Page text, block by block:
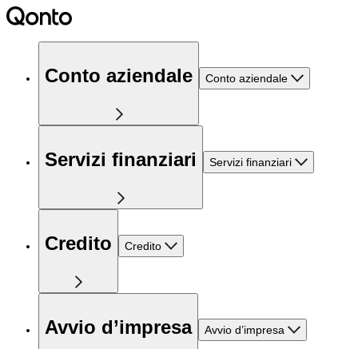
Conto aziendale Conto aziendale
Servizi finanziari Servizi finanziari
Credito Credito
Avvio d’impresa Avvio d’impresa